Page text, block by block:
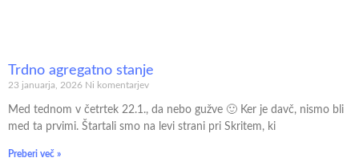
Trdno agregatno stanje
23 januarja, 2026 Ni komentarjev
Med tednom v četrtek 22.1., da nebo gužve 🙂 Ker je davč, nismo bli
med ta prvimi. Štartali smo na levi strani pri Skritem, ki
Preberi več »